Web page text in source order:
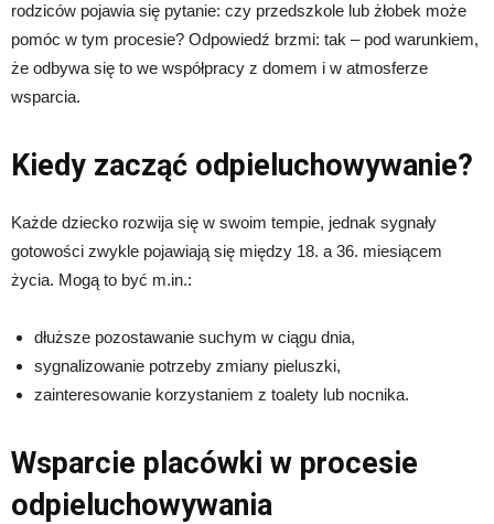
rodziców pojawia się pytanie: czy przedszkole lub żłobek może
pomóc w tym procesie? Odpowiedź brzmi: tak – pod warunkiem,
że odbywa się to we współpracy z domem i w atmosferze
wsparcia.
Kiedy zacząć odpieluchowywanie?
Każde dziecko rozwija się w swoim tempie, jednak sygnały
gotowości zwykle pojawiają się między 18. a 36. miesiącem
życia. Mogą to być m.in.:
dłuższe pozostawanie suchym w ciągu dnia,
sygnalizowanie potrzeby zmiany pieluszki,
zainteresowanie korzystaniem z toalety lub nocnika.
Wsparcie placówki w procesie
odpieluchowywania